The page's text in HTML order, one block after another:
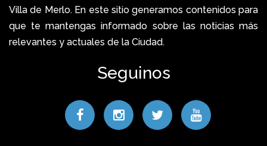
Villa de Merlo. En este sitio generamos contenidos para
que te mantengas informado sobre las noticias más
relevantes y actuales de la Ciudad.
Seguinos